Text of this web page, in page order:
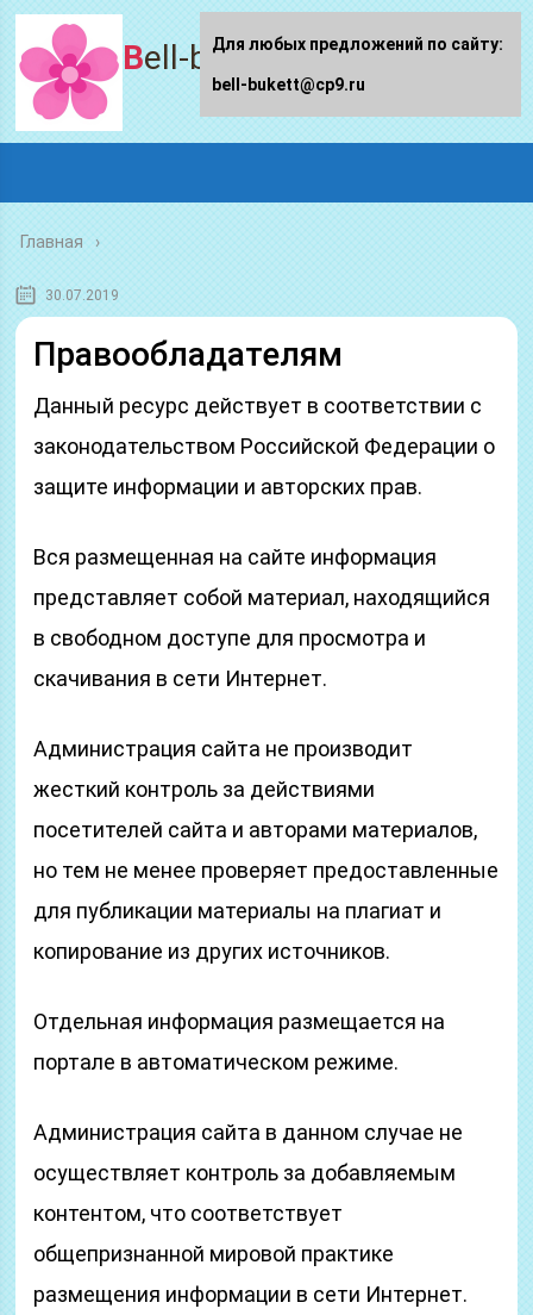
Bell-bukett.ru
Главная
30.07.2019
Правообладателям
Данный ресурс действует в соответствии с
законодательством Российской Федерации о
защите информации и авторских прав.
Вся размещенная на сайте информация
представляет собой материал, находящийся
в свободном доступе для просмотра и
скачивания в сети Интернет.
Администрация сайта не производит
жесткий контроль за действиями
посетителей сайта и авторами материалов,
но тем не менее проверяет предоставленные
для публикации материалы на плагиат и
копирование из других источников.
Отдельная информация размещается на
портале в автоматическом режиме.
Администрация сайта в данном случае не
осуществляет контроль за добавляемым
контентом, что соответствует
общепризнанной мировой практике
размещения информации в сети Интернет.
Для любых предложений по сайту:
bell-bukett@cp9.ru